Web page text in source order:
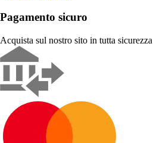
Pagamento sicuro
Acquista sul nostro sito in tutta sicurezza